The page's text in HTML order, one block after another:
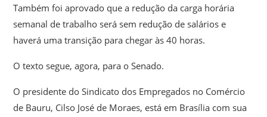
Também foi aprovado que a redução da carga horária
semanal de trabalho será sem redução de salários e
haverá uma transição para chegar às 40 horas.
O texto segue, agora, para o Senado.
O presidente do Sindicato dos Empregados no Comércio
de Bauru, Cilso José de Moraes, está em Brasília com sua